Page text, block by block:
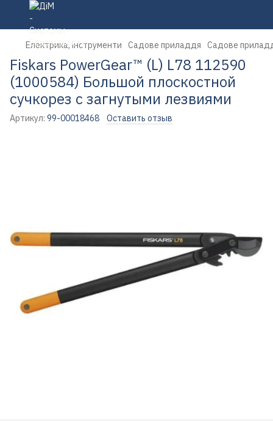
Електрика, інструменти Садове приладдя Садове
Fiskars PowerGear™ (L) L78 112590
(1000584) Большой плоскостной
сучкорез с загнутыми лезвиями
Артикул: 99-00018468 Оставить отзыв